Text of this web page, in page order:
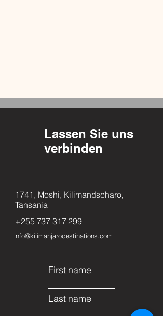
Lassen Sie uns
verbinden
1741, Moshi, Kilimandscharo,
Tansania
+255 737 317 299
info@kilimanjarodestinations.com
First name
Last name